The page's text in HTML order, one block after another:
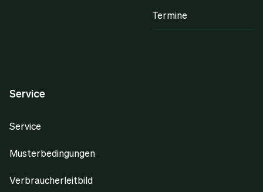
Termine
Service
Service
Musterbedingungen
Verbraucherleitbild